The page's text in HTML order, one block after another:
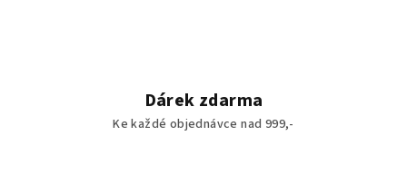
Dárek zdarma
Ke každé objednávce nad 999,-